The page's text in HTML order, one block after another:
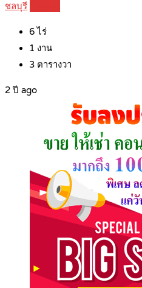
ชลบุรี
6ไร่
1 งาน
3 ตารางวา
2 ปี ago